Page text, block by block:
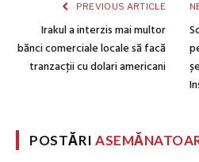
PREVIOUS ARTICLE
Irakul a interzis mai multor
bănci comerciale locale să facă
tranzacţii cu dolari americani
POSTĂRI